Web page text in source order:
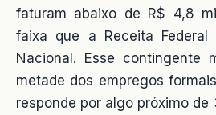
faturam abaixo de R$ 4,8
faixa que a Receita Federal
Nacional. Esse contingente
metade dos empregos
responde por algo próximo de